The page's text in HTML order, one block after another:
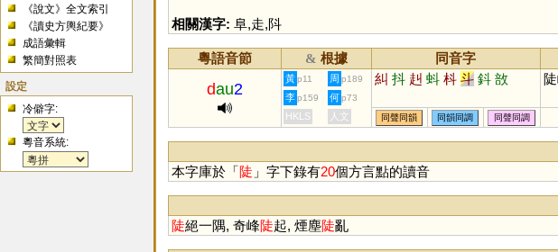
《說文》全文索引
《讀史方輿紀要》
成語彙輯
繁簡對照表
設定
冷僻字:
粵音系統:
相關漢字: 阜,走,阧
粵語音節 & 根據 同音字
dau2
黃 p11 周 p189 糾 抖 赳 蚪 枓 斗 鈄 敨
李 p159 何 p73
HKLS 人文 同聲同韻 同韻同調 同聲同調
本字庫於「陡 」字下錄有20個方言點的讀音
陡絕一隅, 奇峰陡起, 煙塵陡亂